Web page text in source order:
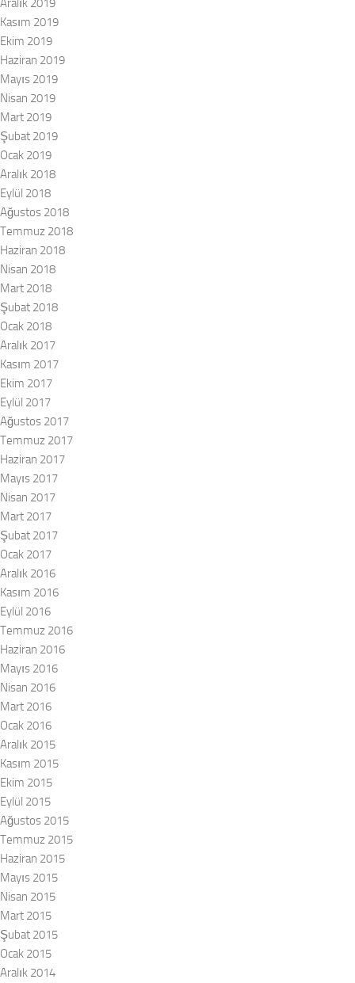
Aralık 2019
Kasım 2019
Ekim 2019
Haziran 2019
Mayıs 2019
Nisan 2019
Mart 2019
Şubat 2019
Ocak 2019
Aralık 2018
Eylül 2018
Ağustos 2018
Temmuz 2018
Haziran 2018
Nisan 2018
Mart 2018
Şubat 2018
Ocak 2018
Aralık 2017
Kasım 2017
Ekim 2017
Eylül 2017
Ağustos 2017
Temmuz 2017
Haziran 2017
Mayıs 2017
Nisan 2017
Mart 2017
Şubat 2017
Ocak 2017
Aralık 2016
Kasım 2016
Eylül 2016
Temmuz 2016
Haziran 2016
Mayıs 2016
Nisan 2016
Mart 2016
Ocak 2016
Aralık 2015
Kasım 2015
Ekim 2015
Eylül 2015
Ağustos 2015
Temmuz 2015
Haziran 2015
Mayıs 2015
Nisan 2015
Mart 2015
Şubat 2015
Ocak 2015
Aralık 2014